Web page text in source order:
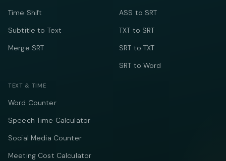
Time Shift
Subtitle to Text
Merge SRT
ASS to SRT
TXT to SRT
SRT to TXT
SRT to Word
TEXT & TIME
Word Counter
Speech Time Calculator
Social Media Counter
Meeting Cost Calculator